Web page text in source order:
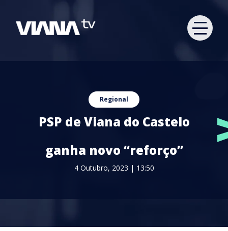
Regional
PSP de Viana do Castelo
ganha novo “reforço”
4 Outubro, 2023 | 13:50